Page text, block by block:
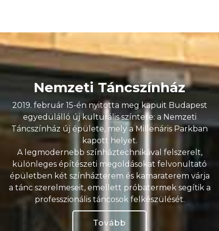
Nemzeti Táncszínház
2019. február 15-én nyitotta meg kapuit Budapest
egyedülálló új kulturális színtere: a Nemzeti
Táncszínház új épülete, mely a Millenáris Parkban
kapott helyet.
A legmodernebb színháztechnikával felszerelt,
különleges építészeti megoldásokat felvonultató
épületben két színházterem és kamaraterem várja
a tánc szerelmeseit, emellett próbatermek segítik a
professzionális táncosok felkészülését.
Tovább